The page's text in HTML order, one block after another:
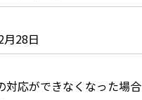
月28日
対応ができなくなった場